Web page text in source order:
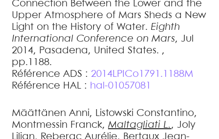
Connection Between the Lower and the
Upper Atmosphere of Mars Sheds a New
Light on the History of Water. Eighth
International Conference on Mars, Jul
2014, Pasadena, United States. ,
pp.1188.
Référence ADS : 2014LPICo1791.1188M
Référence HAL : hal-01057081
Määttänen Anni, Listowski Constantino,
Montmessin Franck, Maltagliati L., Joly
Lilian, Reberac Aurélie, Bertaux Jean-